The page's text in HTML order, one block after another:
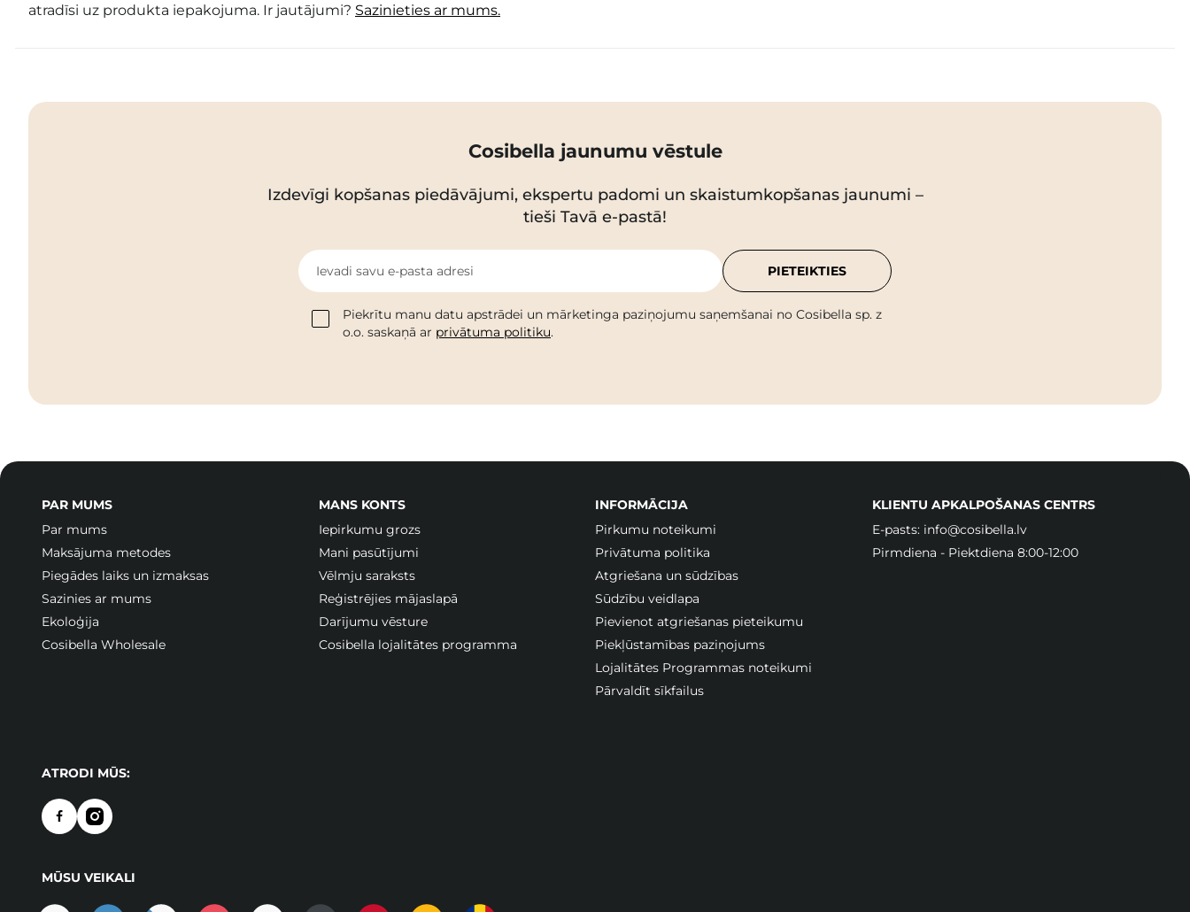
atradīsi uz produkta iepakojuma. Ir jautājumi? Sazinieties ar mums.
Cosibella jaunumu vēstule
Izdevīgi kopšanas piedāvājumi, ekspertu padomi un skaistumkopšanas jaunumi –
tieši Tavā e-pastā!
Ievadi savu e-pasta adresi
Piekrītu manu datu apstrādei un mārketinga paziņojumu saņemšanai no Cosibella sp. z
o.o. saskaņā ar privātuma politiku.
PIETEIKTIES
PAR MUMS
Par mums
Maksājuma metodes
Piegādes laiks un izmaksas
Sazinies ar mums
Ekoloģija
Cosibella Wholesale
MANS KONTS
Iepirkumu grozs
Mani pasūtījumi
Vēlmju saraksts
Reģistrējies mājaslapā
Darījumu vēsture
Cosibella lojalitātes programma
INFORMĀCIJA
Pirkumu noteikumi
Privātuma politika
Atgriešana un sūdzības
Sūdzību veidlapa
Pievienot atgriešanas pieteikumu
Piekļūstamības paziņojums
Lojalitātes Programmas noteikumi
Pārvaldīt sīkfailus
KLIENTU APKALPOŠANAS CENTRS
E-pasts: info@cosibella.lv
Pirmdiena - Piektdiena 8:00-12:00
ATRODI MŪS:
MŪSU VEIKALI